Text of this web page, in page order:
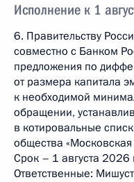
Исполнение к 1
6. Правительству
совместно с Банком
предложения по
от размера капитала
к необходимой
обращении,
в котировальные
общества
Срок – 1 августа 2026
Ответственные: